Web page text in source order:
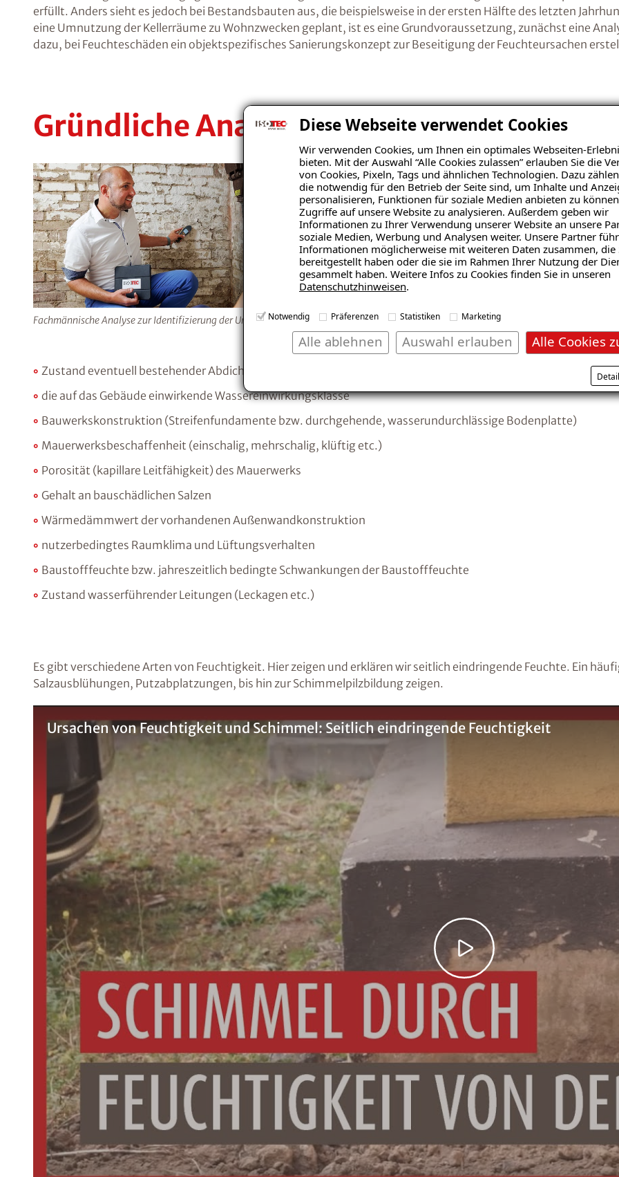
Diese Webseite verwendet Cookies
Wir verwenden Cookies, um Ihnen ein optimales Webseiten-
bieten. Mit der Auswahl “Alle Cookies zulassen” erlauben Sie die
von Cookies, Pixeln, Tags und ähnlichen Technologien. Dazu
die notwendig für den Betrieb der Seite sind, um Inhalte und
personalisieren, Funktionen für soziale Medien anbieten zu
Zugriffe auf unsere Website zu analysieren. Außerdem geben wir
Informationen zu Ihrer Verwendung unserer Website an unsere
soziale Medien, Werbung und Analysen weiter. Unsere Partner
Informationen möglicherweise mit weiteren Daten zusammen, die
bereitgestellt haben oder die sie im Rahmen Ihrer Nutzung der
gesammelt haben. Weitere Infos zu Cookies finden Sie in unseren
Datenschutzhinweisen.
Notwendig Präferenzen Statistiken Marketing
Alle Cookies
Auswahl erlauben
Alle ablehnen
erfüllt. Anders sieht es jedoch bei Bestandsbauten aus, die beispielsweise in der ersten Hälfte des letzten
eine Umnutzung der Kellerräume zu Wohnzwecken geplant, ist es eine Grundvoraussetzung, zunächst eine
dazu, bei Feuchteschäden ein objektspezifisches Sanierungskonzept zur Beseitigung der Feuchteursachen
Gründliche Analyse der Ursache
Fachmännische Analyse zur Identifizierung der Ursache.
Die Bauzustandsanalyse ermöglicht es uns, die
Bausubstanz zu klären. Denn eine Durchfeuchtung
Kombination mehrerer Feuchteursachen haben. Das
Feuchteschäden ist eine möglichst exakte
genug betont werden. Fehler, die in diesem frühen
kostenintensiv aufgeholt werden.
Mit Analysetechnik und strukturierten Checklisten
Zustand eventuell bestehender Abdichtungen
die auf das Gebäude einwirkende Wassereinwirkungsklasse
Bauwerkskonstruktion (Streifenfundamente bzw. durchgehende, wasserundurchlässige Bodenplatte)
Mauerwerksbeschaffenheit (einschalig, mehrschalig, klüftig etc.)
Porosität (kapillare Leitfähigkeit) des Mauerwerks
Gehalt an bauschädlichen Salzen
Wärmedämmwert der vorhandenen Außenwandkonstruktion
nutzerbedingtes Raumklima und Lüftungsverhalten
Baustofffeuchte bzw. jahreszeitlich bedingte Schwankungen der Baustofffeuchte
Zustand wasserführender Leitungen (Leckagen etc.)
Es gibt verschiedene Arten von Feuchtigkeit. Hier zeigen und erklären wir seitlich eindringende Feuchte. Ein
Salzausblühungen, Putzabplatzungen, bis hin zur Schimmelpilzbildung zeigen.
Ursachen von Feuchtigkeit und Schimmel: Seitlich eindringende Feuchtigkeit